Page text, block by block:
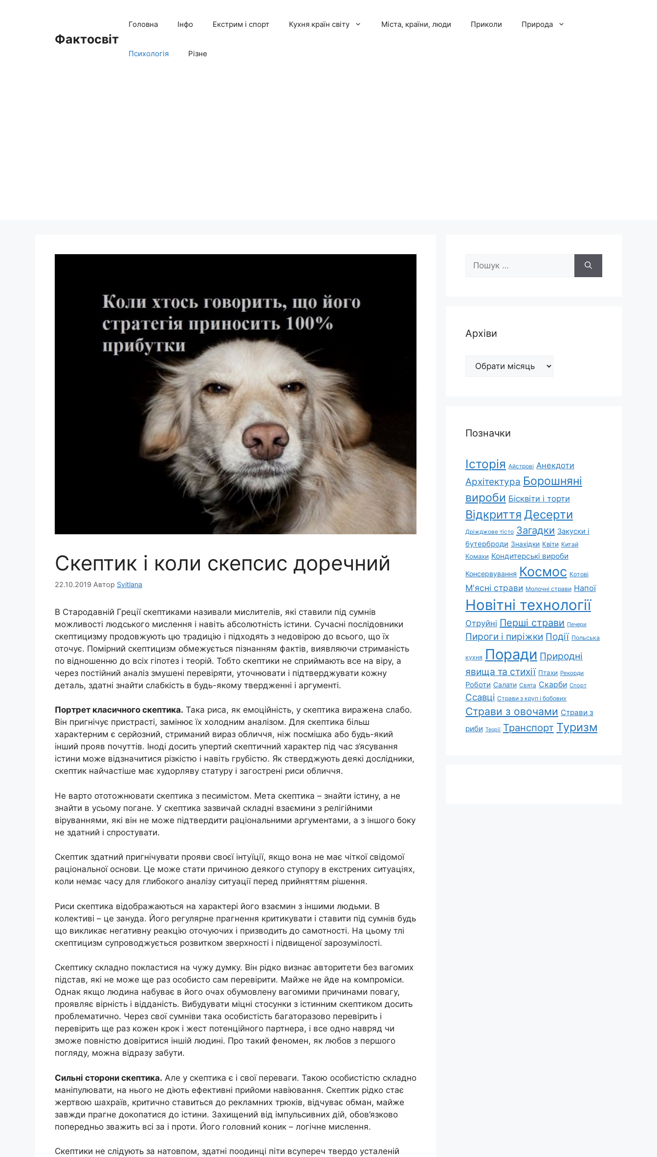
Фактосвіт
Головна Інфо Екстрим і спорт Кухня країн світу Міста, країни, люди Приколи Природа
Психологія Різне
Скептик і коли скепсис доречний
22.10.2019 Автор Svitlana
В Стародавній Греції скептиками називали мислителів, які ставили під сумнів
можливості людського мислення і навіть абсолютність істини. Сучасні послідовники
скептицизму продовжують цю традицію і підходять з недовірою до всього, що їх
оточує. Помірний скептицизм обмежується пізнанням фактів, виявляючи стриманість
по відношенню до всіх гіпотез і теорій. Тобто скептики не сприймають все на віру, а
через постійний аналіз змушені перевіряти, уточнювати і підтверджувати кожну
деталь, здатні знайти слабкість в будь-якому твердженні і аргументі.
Портрет класичного скептика. Така риса, як емоційність, у скептика виражена слабо.
Він пригнічує пристрасті, замінює їх холодним аналізом. Для скептика більш
характерним є серйозний, стриманий вираз обличчя, ніж посмішка або будь-який
інший прояв почуттів. Іноді досить упертий скептичний характер під час з’ясування
істини може відзначитися різкістю і навіть грубістю. Як стверджують деякі дослідники,
скептик найчастіше має худорляву статуру і загострені риси обличчя.
Не варто ототожнювати скептика з песимістом. Мета скептика – знайти істину, а не
знайти в усьому погане. У скептика зазвичай складні взаємини з релігійними
віруваннями, які він не може підтвердити раціональними аргументами, а з іншого боку
не здатний і спростувати.
Скептик здатний пригнічувати прояви своєї інтуїції, якщо вона не має чіткої свідомої
раціональної основи. Це може стати причиною деякого ступору в екстрених ситуаціях,
коли немає часу для глибокого аналізу ситуації перед прийняттям рішення.
Риси скептика відображаються на характері його взаємин з іншими людьми. В
колективі – це зануда. Його регулярне прагнення критикувати і ставити під сумнів будь
що викликає негативну реакцію оточуючих і призводить до самотності. На цьому тлі
скептицизм супроводжується розвитком зверхності і підвищеної зарозумілості.
Скептику складно покластися на чужу думку. Він рідко визнає авторитети без вагомих
підстав, які не може ще раз особисто сам перевірити. Майже не йде на компроміси.
Однак якщо людина набуває в його очах обумовлену вагомими причинами повагу,
проявляє вірність і відданість. Вибудувати міцні стосунки з істинним скептиком досить
проблематично. Через свої сумніви така особистість багаторазово перевірить і
перевірить ще раз кожен крок і жест потенційного партнера, і все одно навряд чи
зможе повністю довіритися іншій людині. Про такий феномен, як любов з першого
погляду, можна відразу забути.
Сильні сторони скептика. Але у скептика є і свої переваги. Такою особистістю складно
маніпулювати, на нього не діють ефективні прийоми навіювання. Скептик рідко стає
жертвою шахраїв, критично ставиться до рекламних трюків, відчуває обман, майже
завжди прагне докопатися до істини. Захищений від імпульсивних дій, обов’язково
попередньо зважить всі за і проти. Його головний коник – логічне мислення.
Скептики не слідують за натовпом, здатні поодинці піти всупереч твердо усталеній
Пошук:
Архіви
Архіви
Позначки
Історія Айстрові Анекдоти
Архітектура Борошняні
вироби Бісквіти і торти
Відкриття Десерти
Дріжджове тісто Загадки Закуски і
бутерброди Знахідки Квіти Китай
Комахи Кондитерські вироби
Консервування Космос Котові
М'ясні страви Молочні страви Напої
Новітні технології
Отруйні Перші страви Печери
Пироги і пиріжки Події Польська
кухня Поради Природні
явища та стихії Птахи Рекорди
Роботи Салати Свята Скарби Спорт
Ссавці Страви з круп і бобових
Страви з овочами Страви з
риби Теорії Транспорт Туризм